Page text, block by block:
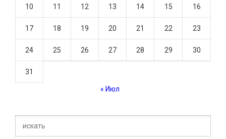
10 11 12 13 14 15 16
17 18 19 20 21 22 23
24 25 26 27 28 29 30
31
« Июл